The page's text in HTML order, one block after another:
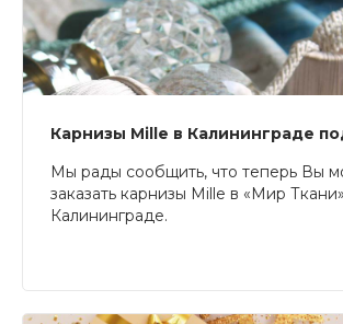
Карнизы Mille в Калининграде
Мы рады сообщить, что теперь Вы
заказать карнизы Mille в «Мир
Калининграде.